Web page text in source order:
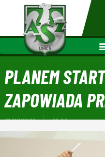
PLANEM
ZAPOWIADA
01/06/2020 09:00